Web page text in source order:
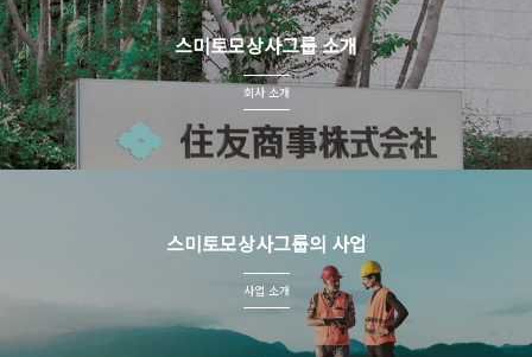
스미토모상사그룹 소개
회사 소개
스미토모상사그룹의 사업
사업 소개